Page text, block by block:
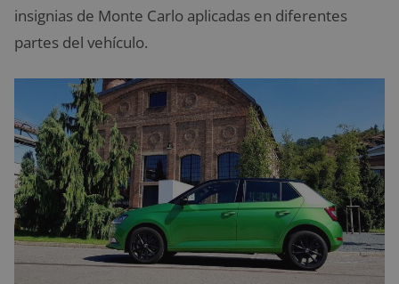
insignias de Monte Carlo aplicadas en diferentes
partes del vehículo.